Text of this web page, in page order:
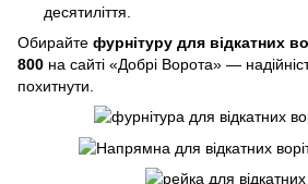
десятиліття.
Обирайте фурнітуру для відкатних
800 на сайті «Добрі Ворота» —
похитнути.